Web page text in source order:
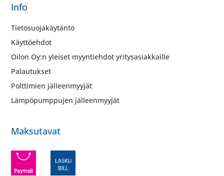
Info
Tietosuojakäytäntö
Käyttöehdot
Oilon Oy:n yleiset myyntiehdot yritysasiakkaille
Palautukset
Polttimien jälleenmyyjät
Lämpöpumppujen jälleenmyyjät
Maksutavat